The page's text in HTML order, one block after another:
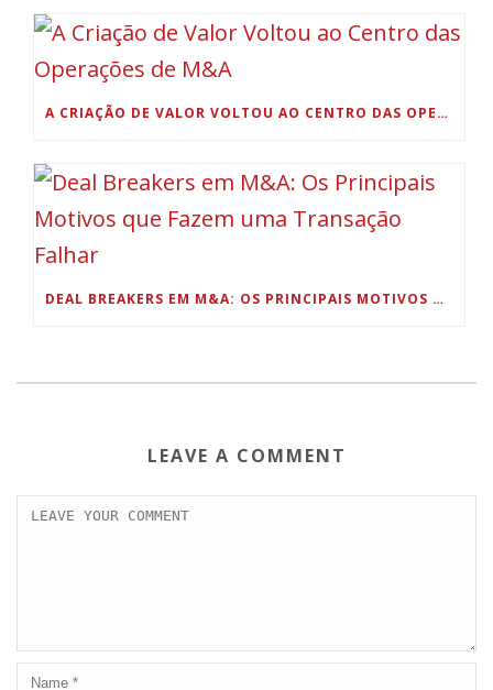
A CRIAÇÃO DE VALOR VOLTOU AO CENTRO DAS OPERAÇÕES DE M&A
DEAL BREAKERS EM M&A: OS PRINCIPAIS MOTIVOS QUE FAZEM UMA TRANSAÇÃO FALHAR
LEAVE A COMMENT